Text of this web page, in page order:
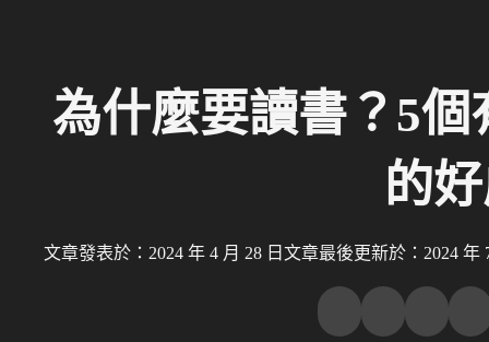
為什麼要讀書？5
的
文章發表於：2024 年 4 月 28 日 文章最後更新於：2024 年